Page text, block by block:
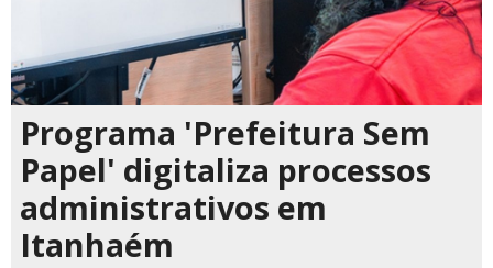
Programa 'Prefeitura Sem
Papel' digitaliza processos
administrativos em
Itanhaém